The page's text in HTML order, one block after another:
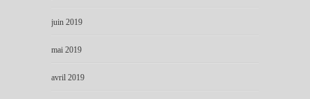
juin 2019
mai 2019
avril 2019